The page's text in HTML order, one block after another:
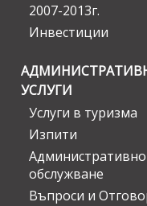
2007-2013г.
Инвестиции
УСЛУГИ
Услуги в туризма
Изпити
Административно
обслужване
Въпроси и